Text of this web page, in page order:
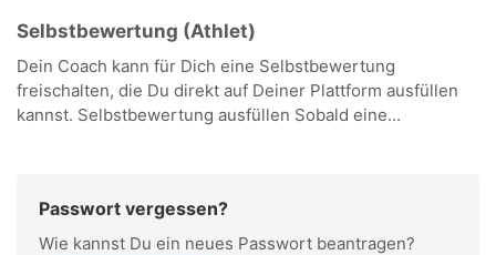
Selbstbewertung (Athlet)
Dein Coach kann für Dich eine Selbstbewertung
freischalten, die Du direkt auf Deiner Plattform ausfüllen
kannst. Selbstbewertung ausfüllen Sobald eine...
Passwort vergessen?
Wie kannst Du ein neues Passwort beantragen?